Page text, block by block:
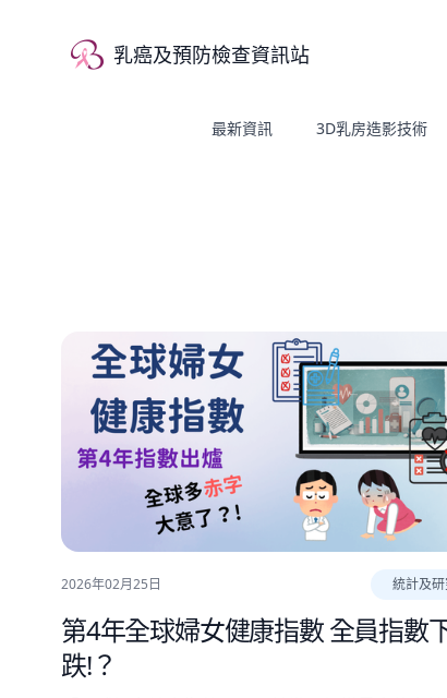
乳癌及預防檢查資訊站
乳癌及預防檢查資訊站
最新資訊 3D乳房造影技術
2026年02月25日 統計及
第4年全球婦女健康指數 全員指數
跌!？